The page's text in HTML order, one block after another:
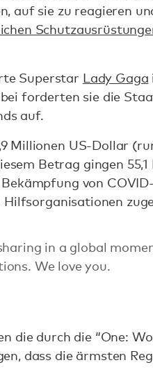
auf sie zu reagieren
Superstar Lady Gaga
forderten sie die
auf.
Millionen US-Dollar
Betrag gingen
von
Hilfsorganisationen
in a global
We love you.
die durch die “One:
dass die ärmsten